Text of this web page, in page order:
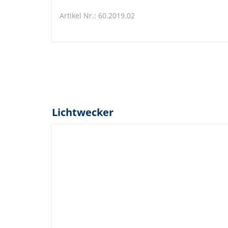
Artikel Nr.: 60.2019.02
Lichtwecker